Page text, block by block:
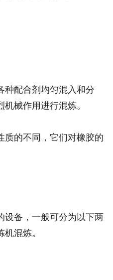
种配合剂均匀混入和分
械作用进行混炼。
质的不同，它们对橡胶的
设备，一般可分为以下两
混炼。